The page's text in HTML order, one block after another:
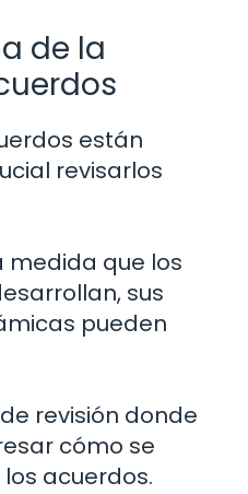
de la
están
revisarlos
medida que los
sus
pueden
revisión donde
cómo se
acuerdos.